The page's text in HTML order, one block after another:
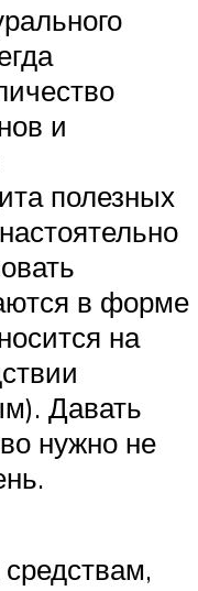
и
полезных
в форме
на
Давать
нужно не